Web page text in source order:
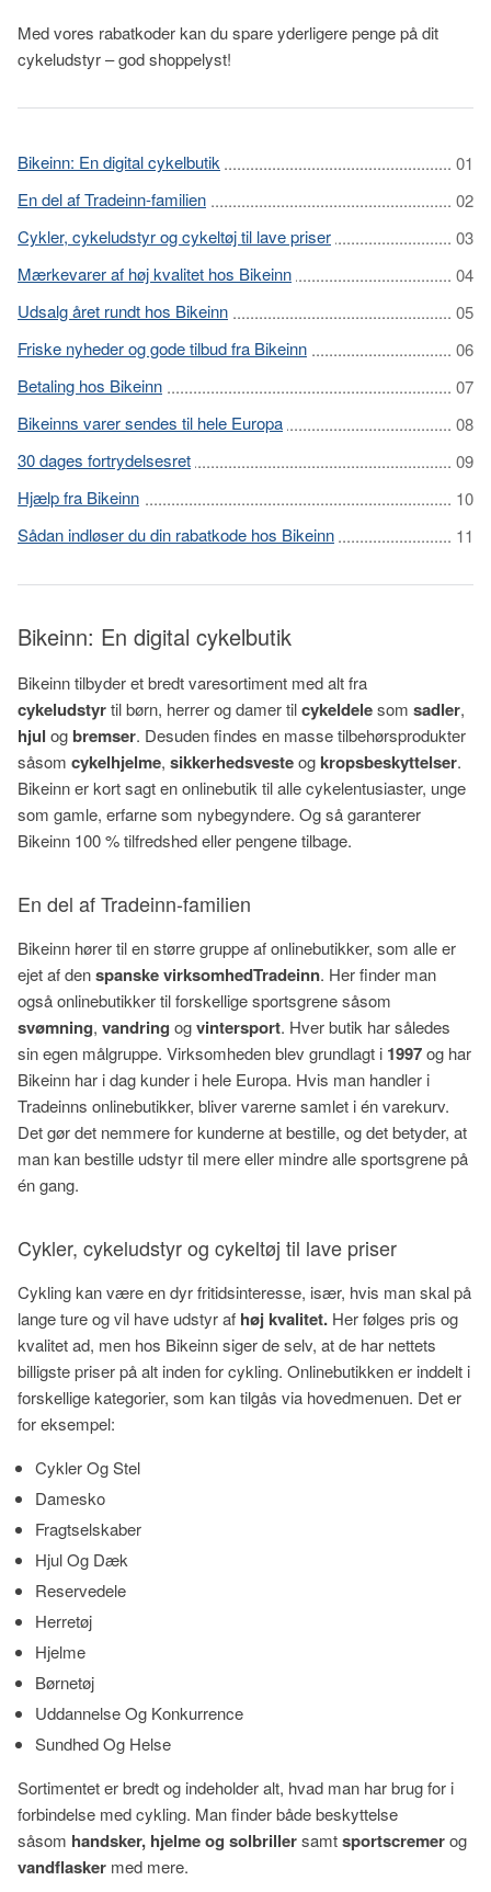
Med vores rabatkoder kan du spare yderligere penge på dit
cykeludstyr – god shoppelyst!
Bikeinn: En digital cykelbutik
En del af Tradeinn-familien
Cykler, cykeludstyr og cykeltøj til lave priser
Mærkevarer af høj kvalitet hos Bikeinn
Udsalg året rundt hos Bikeinn
Friske nyheder og gode tilbud fra Bikeinn
Betaling hos Bikeinn
Bikeinns varer sendes til hele Europa
30 dages fortrydelsesret
Hjælp fra Bikeinn
Sådan indløser du din rabatkode hos Bikeinn
Bikeinn: En digital cykelbutik
Bikeinn tilbyder et bredt varesortiment med alt fra
cykeludstyrtil børn, herrer og damer tilcykeldelesom sadler,
hjul og bremser. Desuden findes en masse tilbehørsprodukter
såsom cykelhjelme, sikkerhedsvesteog kropsbeskyttelser.
Bikeinn er kort sagt en onlinebutik til alle cykelentusiaster, unge
som gamle, erfarne som nybegyndere. Og så garanterer
Bikeinn 100 % tilfredshed eller pengene tilbage.
En del af Tradeinn-familien
Bikeinn hører til en større gruppe af onlinebutikker, som alle er
ejet af denspanske virksomhedTradeinn. Her finder man
også onlinebutikker til forskellige sportsgrene såsom
svømning, vandring ogvintersport. Hver butik har således
sin egen målgruppe. Virksomheden blev grundlagt i 1997og har
Bikeinn har i dag kunder i hele Europa. Hvis man handler i
Tradeinns onlinebutikker, bliver varerne samlet i én varekurv.
Det gør det nemmere for kunderne at bestille, og det betyder, at
man kan bestille udstyr til mere eller mindre alle sportsgrene på
én gang.
Cykler, cykeludstyr og cykeltøj til lave priser
Cykling kan være en dyr fritidsinteresse, især, hvis man skal på
lange ture og vil have udstyr af høj kvalitet. Her følges pris og
kvalitet ad, men hos Bikeinn siger de selv, at de har nettets
billigste priser på alt inden for cykling. Onlinebutikken er inddelt i
forskellige kategorier, som kan tilgås via hovedmenuen. Det er
for eksempel:
Cykler Og Stel
Damesko
Fragtselskaber
Hjul Og Dæk
Reservedele
Herretøj
Hjelme
Børnetøj
Uddannelse Og Konkurrence
Sundhed Og Helse
Sortimentet er bredt og indeholder alt, hvad man har brug for i
forbindelse med cykling. Man finder både beskyttelse
såsom handsker, hjelme og solbrillersamtsportscremerog
vandflasker med mere.